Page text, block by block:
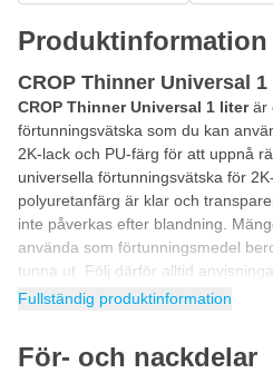
Produktinformation
CROP Thinner Universal
CROP Thinner Universal 1 literär
förtunningsvätska som du kan
2K-lack och PU-färg för att uppnå
universella förtunningsvätska för
polyuretanfärg är klar och
inte påverkas efter blandning.
använda som förtunningsmedel
tunna ut. Följ därför alltid
du vill blanda förtunningsmedlet i.
Anledningen till att du bör använda
Fullständig produktinformation
För- och nackdelar